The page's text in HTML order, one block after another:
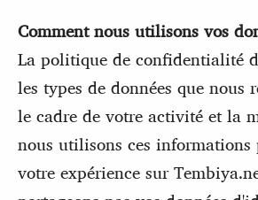
Comment nous utilisons vos
La politique de confidentialité
les types de données que nous
le cadre de votre activité et la
nous utilisons ces
votre expérience sur